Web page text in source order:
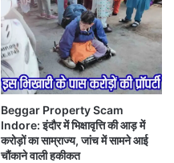
Beggar Property Scam
Indore: इंदौर में भिक्षावृत्ति की आड़ में
करोड़ों का साम्राज्य, जांच में सामने आई
चौंकाने वाली हकीकत